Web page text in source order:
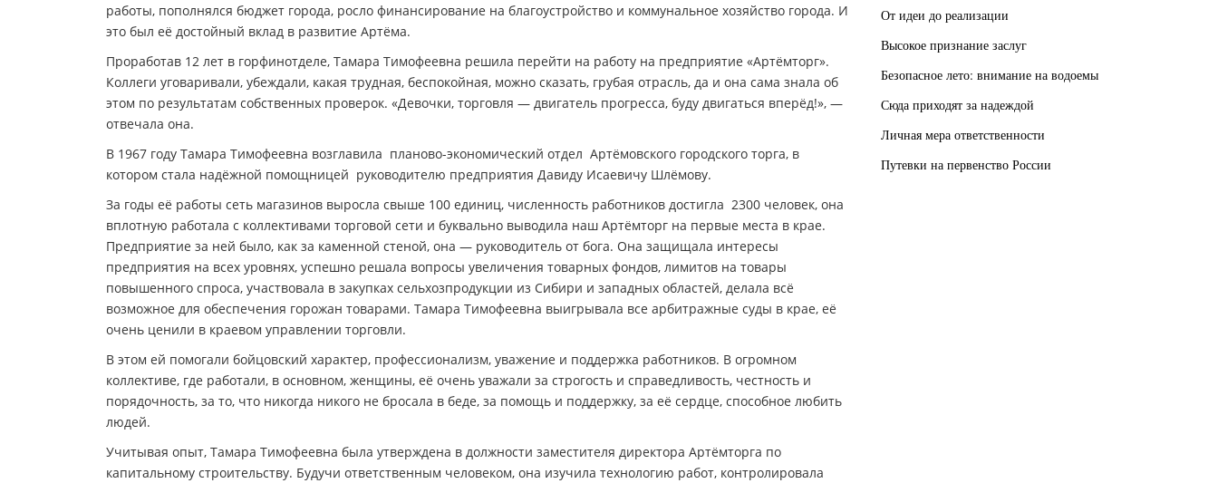
работы, пополнялся бюджет города, росло финансирование на благоустройство и коммунальное хозяйство города. И
это был её достойный вклад в развитие Артёма.
Проработав 12 лет в горфинотделе, Тамара Тимофеевна решила перейти на работу на предприятие «Артёмторг».
Коллеги уговаривали, убеждали, какая трудная, беспокойная, можно сказать, грубая отрасль, да и она сама знала об
этом по результатам собственных проверок. «Девочки, торговля — двигатель прогресса, буду двигаться вперёд!», —
отвечала она.
В 1967 году Тамара Тимофеевна возглавила планово-экономический отдел Артёмовского городского торга, в
котором стала надёжной помощницей руководителю предприятия Давиду Исаевичу Шлёмову.
За годы её работы сеть магазинов выросла свыше 100 единиц, численность работников достигла 2300 человек, она
вплотную работала с коллективами торговой сети и буквально выводила наш Артёмторг на первые места в крае.
Предприятие за ней было, как за каменной стеной, она — руководитель от бога. Она защищала интересы
предприятия на всех уровнях, успешно решала вопросы увеличения товарных фондов, лимитов на товары
повышенного спроса, участвовала в закупках сельхозпродукции из Сибири и западных областей, делала всё
возможное для обеспечения горожан товарами. Тамара Тимофеевна выигрывала все арбитражные суды в крае, её
очень ценили в краевом управлении торговли.
В этом ей помогали бойцовский характер, профессионализм, уважение и поддержка работников. В огромном
коллективе, где работали, в основном, женщины, её очень уважали за строгость и справедливость, честность и
порядочность, за то, что никогда никого не бросала в беде, за помощь и поддержку, за её сердце, способное любить
людей.
Учитывая опыт, Тамара Тимофеевна была утверждена в должности заместителя директора Артёмторга по
капитальному строительству. Будучи ответственным человеком, она изучила технологию работ, контролировала
От идеи до реализации
Высокое признание заслуг
Безопасное лето: внимание на водоемы
Сюда приходят за надеждой
Личная мера ответственности
Путевки на первенство России